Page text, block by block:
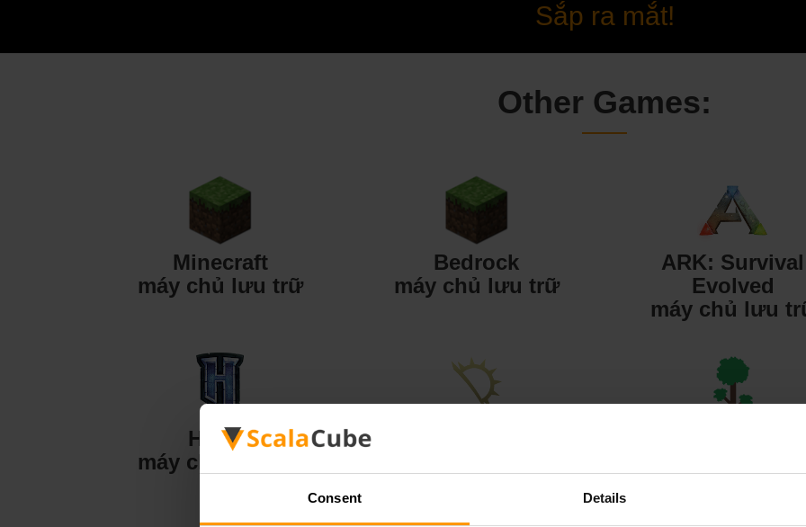
Consent Details
Sắp ra mắt!
Other Games:
Minecraft
máy chủ lưu trữ
Bedrock
máy chủ lưu trữ
ARK: Survival
Evolved
máy chủ lưu
Hytale
máy chủ lưu trữ